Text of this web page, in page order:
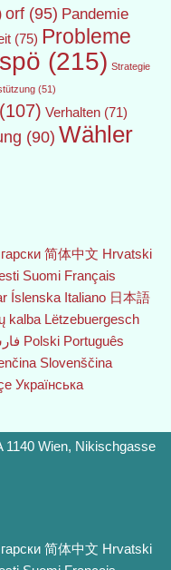
orf (95) Pandemie
(75) Probleme
spö (215) Strategie
(51)
(107) Verhalten (71)
(90) Wähler
简体中文 Hrvatski
Suomi Français
Íslenska Italiano 日本語
kalba Lëtzebuergesch
Polski Português
Slovenščina
Українська
1140 Wien, Nikischgasse
简体中文 Hrvatski